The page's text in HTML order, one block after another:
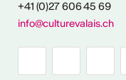
+41 (0)27 606 45 69
info@culturevalais.ch